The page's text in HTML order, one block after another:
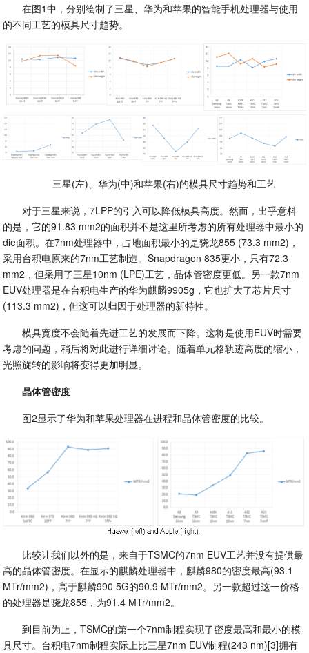
在图1中，分别绘制了三星、华为和苹果的智能手机处理器与使用
的不同工艺的模具尺寸趋势。
三星(左)、华为(中)和苹果(右)的模具尺寸趋势和工艺
对于三星来说，7LPP的引入可以降低模具高度。然而，出乎意料
的是，它的91.83 mm2的面积并不是这里所考虑的所有处理器中最小的
die面积。在7nm处理器中，占地面积最小的是骁龙855 (73.3 mm2)，
采用台积电原来的7nm工艺制造。Snapdragon 835更小，只有72.3
mm2，但采用了三星10nm (LPE)工艺，晶体管密度更低。另一款7nm
EUV处理器是在台积电生产的华为麒麟9905g，它也扩大了芯片尺寸
(113.3 mm2)，但这可以归因于处理器的新特性。
模具宽度不会随着先进工艺的发展而下降。这将是使用EUV时需要
考虑的问题，稍后将对此进行详细讨论。随着单元格轨迹高度的缩小，
光照旋转的影响将变得更加明显。
晶体管密度
图2显示了华为和苹果处理器在进程和晶体管密度的比较。
比较让我们以外的是，来自于TSMC的7nm EUV工艺并没有提供最
高的晶体管密度。在显示的麒麟处理器中，麒麟980的密度最高(93.1
MTr/mm2)，高于麒麟990 5G的90.9 MTr/mm2。另一款超过这一价格
的处理器是骁龙855，为91.4 MTr/mm2。
到目前为止，TSMC的第一个7nm制程实现了密度最高和最小的模
具尺寸。台积电7nm制程实际上比三星7nm EUV制程(243 nm)[3]拥有